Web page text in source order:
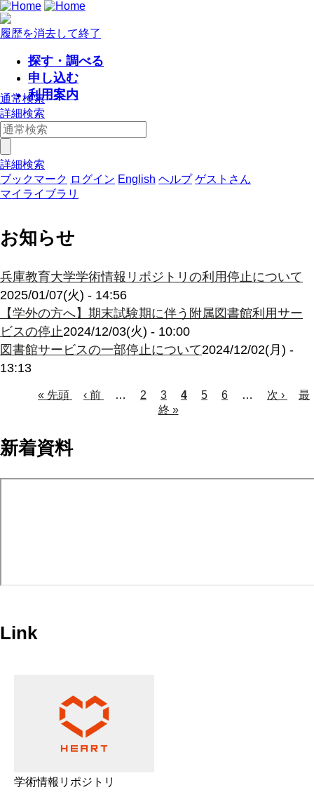
履歴を消去して終了
探す・調べる
申し込む
利用案内
通常検索
詳細検索
詳細検索
ブックマーク ログイン English ヘルプ ゲストさん
マイライブラリ
お知らせ
兵庫教育大学学術情報リポジトリの利用停止について
2025/01/07(火) - 14:56
【学外の方へ】期末試験期に伴う附属図書館利用サー
ビスの停止2024/12/03(火) - 10:00
図書館サービスの一部停止について2024/12/02(月) -
13:13
ー
ジ
送
先
ー
ジ
« 先頭
前
‹ 前 … Page
2 Page
3
カ
ジ
4 Page
5 Page
6 …
次
次 ›
最
最
終 »
新着資料
Link
学術情報リポジトリ